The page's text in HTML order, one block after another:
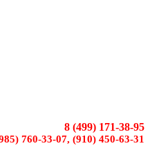
8 (499) 171-38-95
760-33-07, (910) 450-63-31